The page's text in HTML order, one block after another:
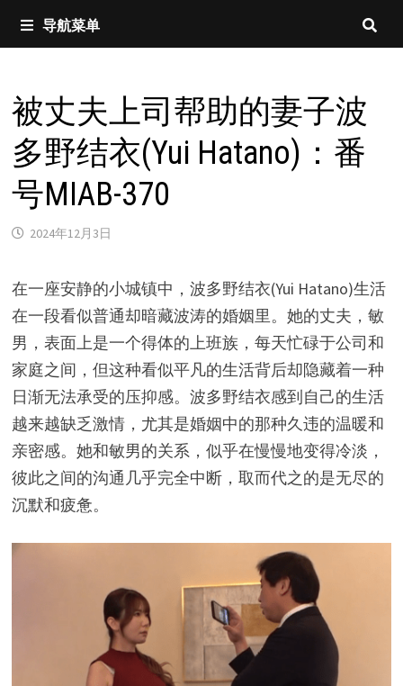
导航菜单
被丈夫上司帮助的妻子波
多野结衣(Yui Hatano)：番
号MIAB-370
2024年12月3日
在一座安静的小城镇中，波多野结衣(Yui Hatano)生活
在一段看似普通却暗藏波涛的婚姻里。她的丈夫，敏
男，表面上是一个得体的上班族，每天忙碌于公司和
家庭之间，但这种看似平凡的生活背后却隐藏着一种
日渐无法承受的压抑感。波多野结衣感到自己的生活
越来越缺乏激情，尤其是婚姻中的那种久违的温暖和
亲密感。她和敏男的关系，似乎在慢慢地变得冷淡，
彼此之间的沟通几乎完全中断，取而代之的是无尽的
沉默和疲惫。